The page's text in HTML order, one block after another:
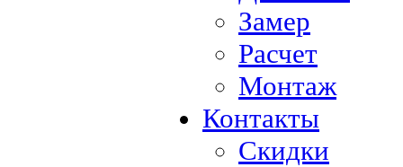
Замер
Расчет
Монтаж
Контакты
Скидки